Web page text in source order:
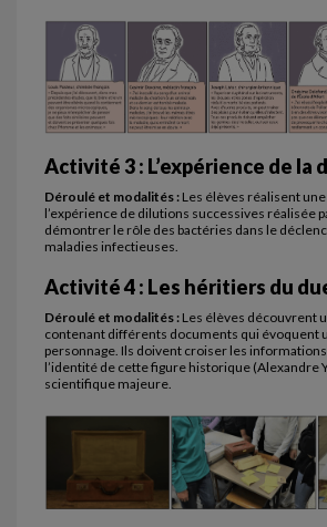
Activité 3 : L’expérience de la
Déroulé et modalités : Les élèves réalisent
l’expérience de dilutions successives réalisée
démontrer le rôle des bactéries dans le
maladies infectieuses.
Activité 4 : Les héritiers du
Déroulé et modalités : Les élèves découvrent
contenant différents documents qui évoquent
personnage. Ils doivent croiser les
l’identité de cette figure historique (Alexandre
scientifique majeure.